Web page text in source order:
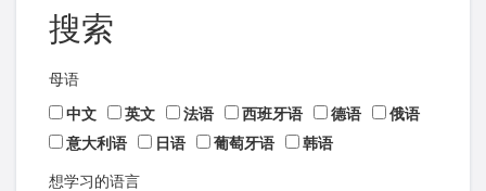
搜索
母语
中文
英文 法语 西班牙语 德语
俄语
意大利语
日语 葡萄牙语 韩语
想学习的语言